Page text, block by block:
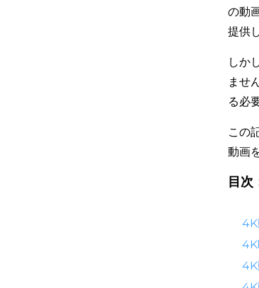
の動
提供
しか
ませ
る必
この
動画
目次
4K
4K
4K